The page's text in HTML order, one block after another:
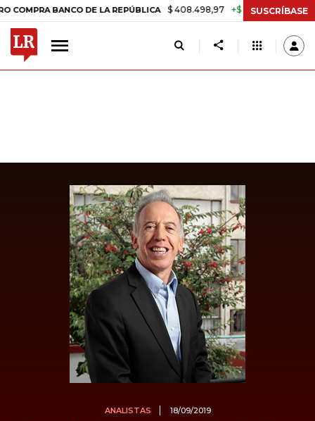
BANCO DE LA REPÚBLICA $ 408.498,97 +$ 8.753,81 +2,19%
SUSCRÍBASE
ANALISTAS 18/09/2019